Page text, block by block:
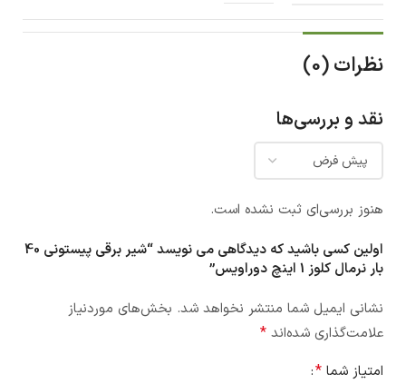
نظرات (0)
نقد و بررسی‌ها
هنوز بررسی‌ای ثبت نشده است.
اولین کسی باشید که دیدگاهی می نویسد “شیر برقی پیستونی 40
بار نرمال کلوز 1 اینچ دوراویس”
نشانی ایمیل شما منتشر نخواهد شد. بخش‌های موردنیاز
علامت‌گذاری شده‌اند *
امتیاز شما *